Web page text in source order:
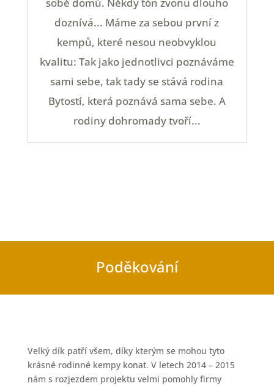
doznívá... Máme za sebou první z
kempů, které nesou neobvyklou
kvalitu: Tak jako jednotlivci poznáváme
sami sebe, tak tady se stává rodina
Bytostí, která poznává sama sebe. A
rodiny dohromady tvoří...
Poděkování
Velký dík patří všem, díky kterým se mohou tyto
krásné rodinné kempy konat. V letech 2014 – 2015
nám s rozjezdem projektu velmi pomohly firmy